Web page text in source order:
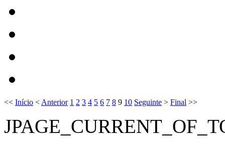
<< Início < Anterior 1 2 3 4 5 6 7 8 9 10 Seguinte > Final >>